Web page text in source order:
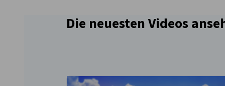
Die neuesten Videos